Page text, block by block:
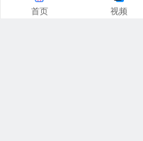
首页 视频